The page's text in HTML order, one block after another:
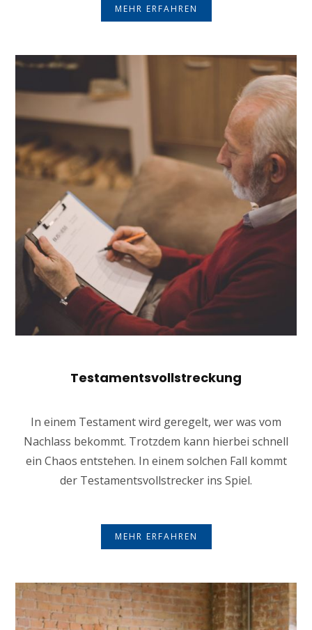
MEHR ERFAHREN
Testamentsvollstreckung
In einem Testament wird geregelt, wer was vom
Nachlass bekommt. Trotzdem kann hierbei schnell
ein Chaos entstehen. In einem solchen Fall kommt
der Testamentsvollstrecker ins Spiel.
MEHR ERFAHREN